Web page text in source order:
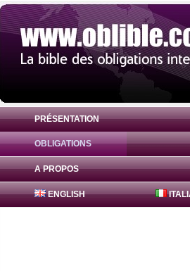
PRÉSENTATION
OBLIGATIONS
A PROPOS
ENGLISH
Obligation Canadian